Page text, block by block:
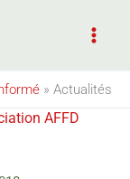
» Actualités
AFFD